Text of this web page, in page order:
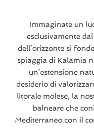
Immaginate un
esclusivamente
dell’orizzonte si
spiaggia di Kalamia
un’estensione
desiderio di
litorale molese, la
balneare che
Mediterraneo con il